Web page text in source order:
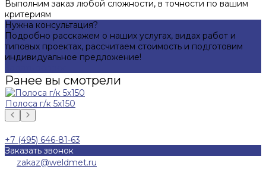
Выполним заказ любой сложности, в точности по вашим
критериям
Нужна консультация?
Подробно расскажем о наших услугах, видах работ и
типовых проектах, рассчитаем стоимость и подготовим
индивидуальное предложение!
Ранее вы смотрели
Полоса г/к 5х150
+7 (495) 646-81-63
Заказать звонок
zakaz@weldmet.ru